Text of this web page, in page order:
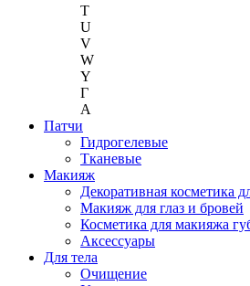
T
U
V
W
Y
Г
A
Патчи
Гидрогелевые
Тканевые
Макияж
Декоративная косметика
Макияж для глаз и бровей
Косметика для макияжа
Аксессуары
Для тела
Очищение